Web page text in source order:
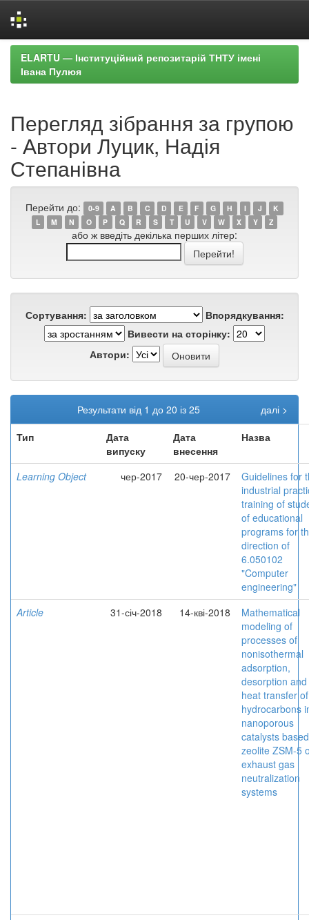
Skip
navigation
ELARTU — Інституційний репозитарій ТНТУ імені
Івана Пулюя
Перегляд зібрання за групою
- Автори Луцик, Надія
Степанівна
Перейти до: 0-9 A B C D E F G H I J
K
L
M N O P Q R S T U V W X Y Z
або ж введіть декілька перших літер:
Сортування:
Впорядкування:
Вивести на сторінку:
Автори:
Результати від 1 до 20 із 25
далі >
Тип
Дата
випуску
Дата
внесення
Назва
Learning Object чер-2017 20-чер-2017
Guidelines for
industrial
training of
of educational
programs for
direction of
6.050102
"Computer
engineering"
Article
31-січ-2018 14-кві-2018
Mathematical
modeling of
processes of
nonisothermal
adsorption,
desorption and
heat transfer of
hydrocarbons
nanoporous
catalysts
zeolite ZSM-5
exhaust gas
neutralization
systems